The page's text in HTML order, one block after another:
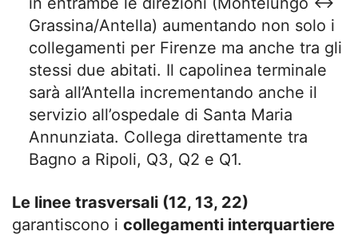
Grassina/Antella) aumentando non solo i
collegamenti per Firenze ma anche tra gli
stessi due abitati. Il capolinea terminale
sarà all’Antella incrementando anche il
servizio all’ospedale di Santa Maria
Annunziata. Collega direttamente tra
Bagno a Ripoli, Q3, Q2 e Q1.
Le linee trasversali (12, 13, 22)
garantiscono i collegamenti interquartiere